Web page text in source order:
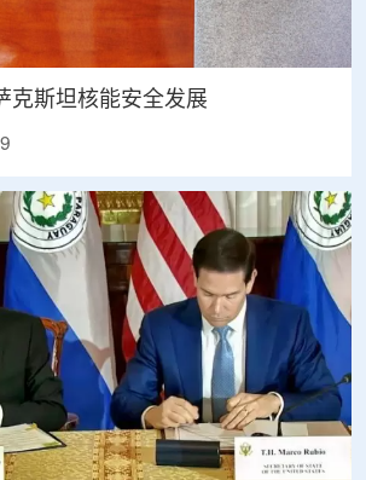
克斯坦核能安全发展